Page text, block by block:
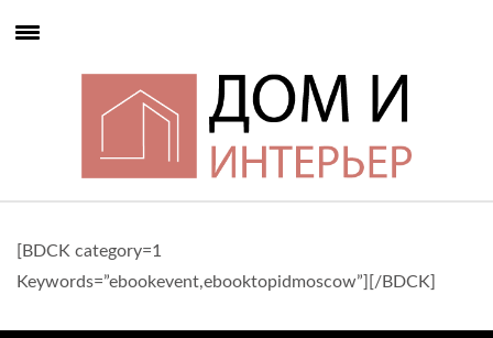
[BDCK category=1
Keywords=”ebookevent,ebooktopidmoscow”][/BDCK]